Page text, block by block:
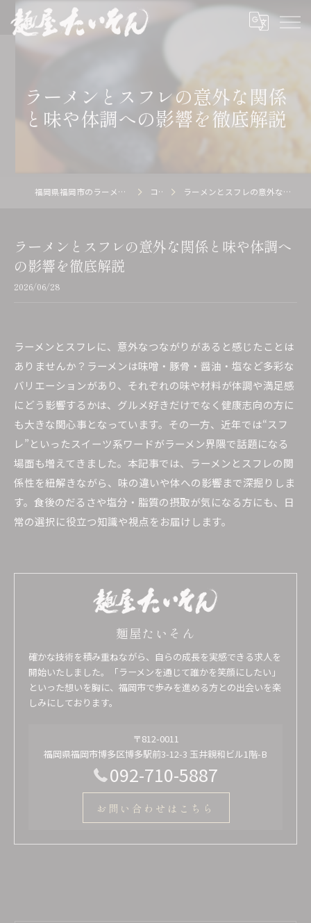
ラーメンとスフレの意外な関係
と味や体調への影響を徹底解説
福岡県福岡市のラーメン店の求人なら麺屋 たいそん コラム ラーメンとスフレの意外な関係と味や体調への影響を徹底解説
ラーメンとスフレの意外な関係と味や体調へ
の影響を徹底解説
2026/06/28
ラーメンとスフレに、意外なつながりがあると感じたことは
ありませんか？ラーメンは味噌・豚骨・醤油・塩など多彩な
バリエーションがあり、それぞれの味や材料が体調や満足感
にどう影響するかは、グルメ好きだけでなく健康志向の方に
も大きな関心事となっています。その一方、近年では“スフ
レ”といったスイーツ系ワードがラーメン界隈で話題になる
場面も増えてきました。本記事では、ラーメンとスフレの関
係性を紐解きながら、味の違いや体への影響まで深掘りしま
す。食後のだるさや塩分・脂質の摂取が気になる方にも、日
常の選択に役立つ知識や視点をお届けします。
麺屋たいそん
確かな技術を積み重ねながら、自らの成長を実感できる求人を
開始いたしました。「ラーメンを通じて誰かを笑顔にしたい」
といった想いを胸に、福岡市で歩みを進める方との出会いを楽
しみにしております。
〒812-0011
福岡県福岡市博多区博多駅前3-12-3 玉井親和ビル1階-B
092-710-5887
お問い合わせはこちら